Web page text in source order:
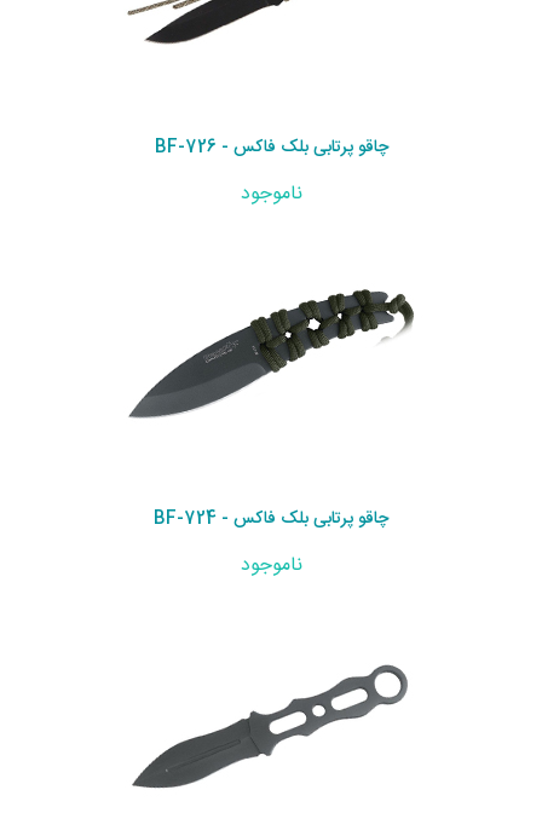
چاقو پرتابی بلک فاکس - BF-726
ناموجود
چاقو پرتابی بلک فاکس - BF-724
ناموجود